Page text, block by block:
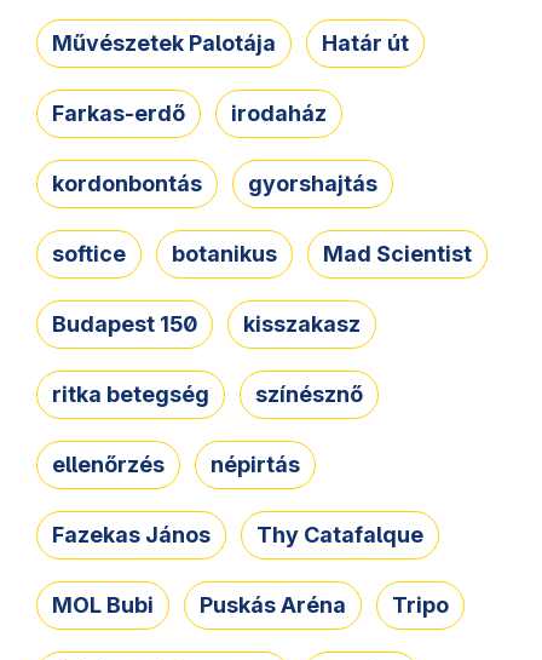
Művészetek Palotája Határ út
Farkas-erdő irodaház
kordonbontás gyorshajtás
softice botanikus Mad Scientist
Budapest 150 kisszakasz
ritka betegség színésznő
ellenőrzés népirtás
Fazekas János Thy Catafalque
MOL Bubi Puskás Aréna Tripo